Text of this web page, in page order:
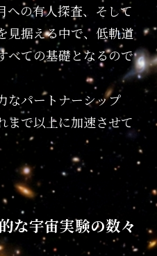
への有人探査、そして
見据える中で、低軌道
べての基礎となるので
なパートナーシップ
まで以上に加速させて
な宇宙実験の数々